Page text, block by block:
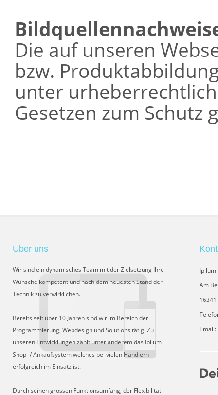
Die auf unseren
bzw.
unter
Gesetzen zum Schutz
Über uns
Wir sind ein dynamisches Team mit der Zielsetzung Ihre
Wünsche kompetent und nach dem neuesten Stand der
Technik zu verwirklichen.
Bereits seit über 10 Jahren sind wir im Bereich der
Programmierung, Webdesign und Solutions tätig. Zu
unseren Entwicklungen zählt unter anderem das Ipilum
Shop- / Ankaufsystem welches bei vielen Händlern
erfolgreich im Einsatz ist.
Durch seinen grossen Funktionsumfang, der Flexibilität
Ipilum
Am